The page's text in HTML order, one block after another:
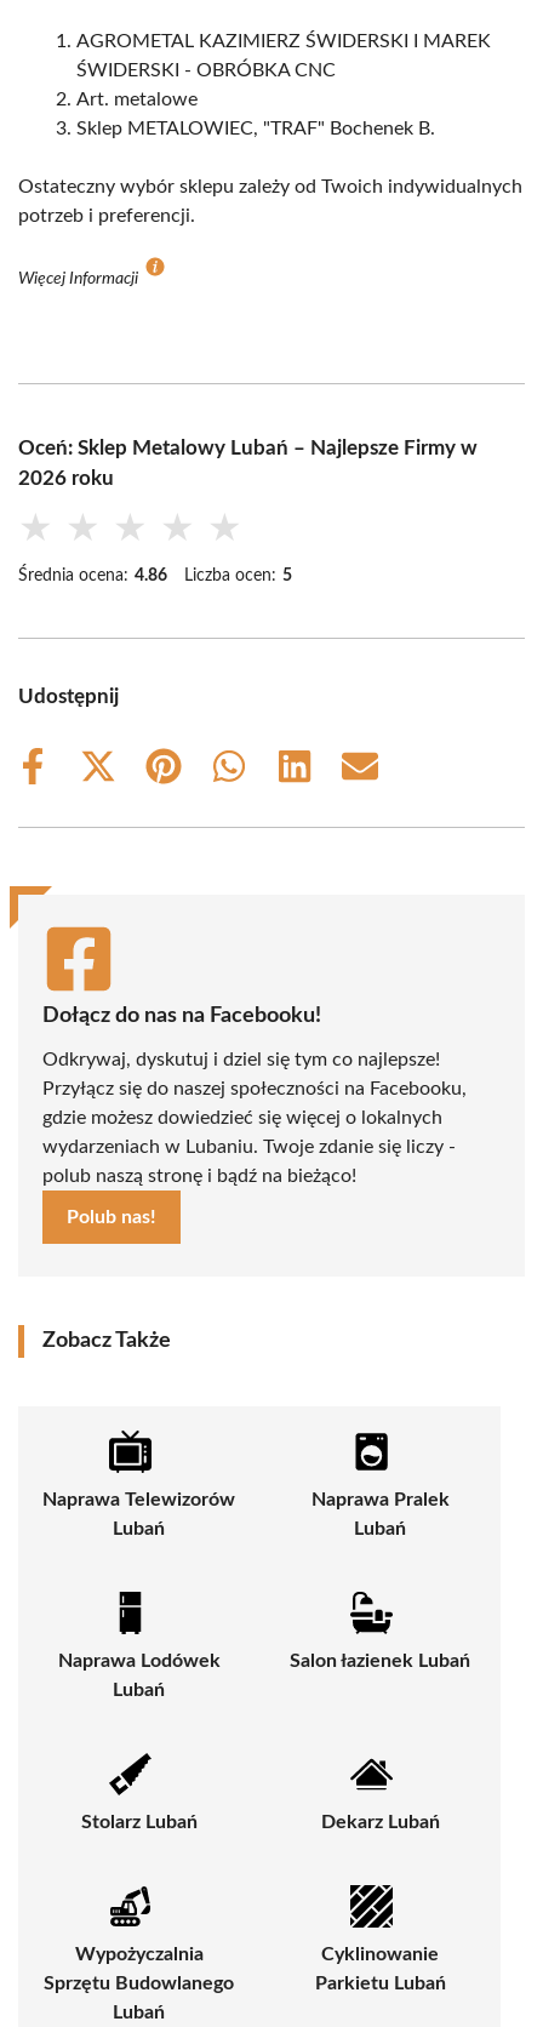
AGROMETAL KAZIMIERZ ŚWIDERSKI I MAREK
ŚWIDERSKI - OBRÓBKA CNC
Art. metalowe
Sklep METALOWIEC, "TRAF" Bochenek B.
Ostateczny wybór sklepu zależy od Twoich indywidualnych
potrzeb i preferencji.
Więcej Informacji
Oceń: Sklep Metalowy Lubań – Najlepsze Firmy w
2026 roku
★ ★ ★ ★ ★
Średnia ocena: 4.86 Liczba ocen: 5
Udostępnij
Share
Share
(Twitter)
Share
Share
Share
Share
Dołącz do nas na Facebooku!
Odkrywaj, dyskutuj i dziel się tym co najlepsze!
Przyłącz się do naszej społeczności na Facebooku,
gdzie możesz dowiedzieć się więcej o lokalnych
wydarzeniach w Lubaniu. Twoje zdanie się liczy -
polub naszą stronę i bądź na bieżąco!
Polub nas!
Zobacz Także
Naprawa Telewizorów
Lubań
Naprawa Pralek
Lubań
Naprawa Lodówek
Lubań
Salon łazienek Lubań
Stolarz Lubań Dekarz Lubań
Wypożyczalnia
Sprzętu Budowlanego
Lubań
Cyklinowanie
Parkietu Lubań